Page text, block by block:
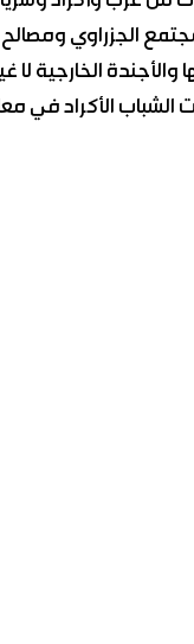
الجزراوي
الخارجية
الأكراد في معارك لا